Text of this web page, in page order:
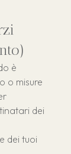
è
o misure
dei
dei tuoi